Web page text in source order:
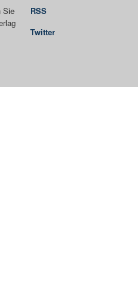
Sie
RSS
Twitter